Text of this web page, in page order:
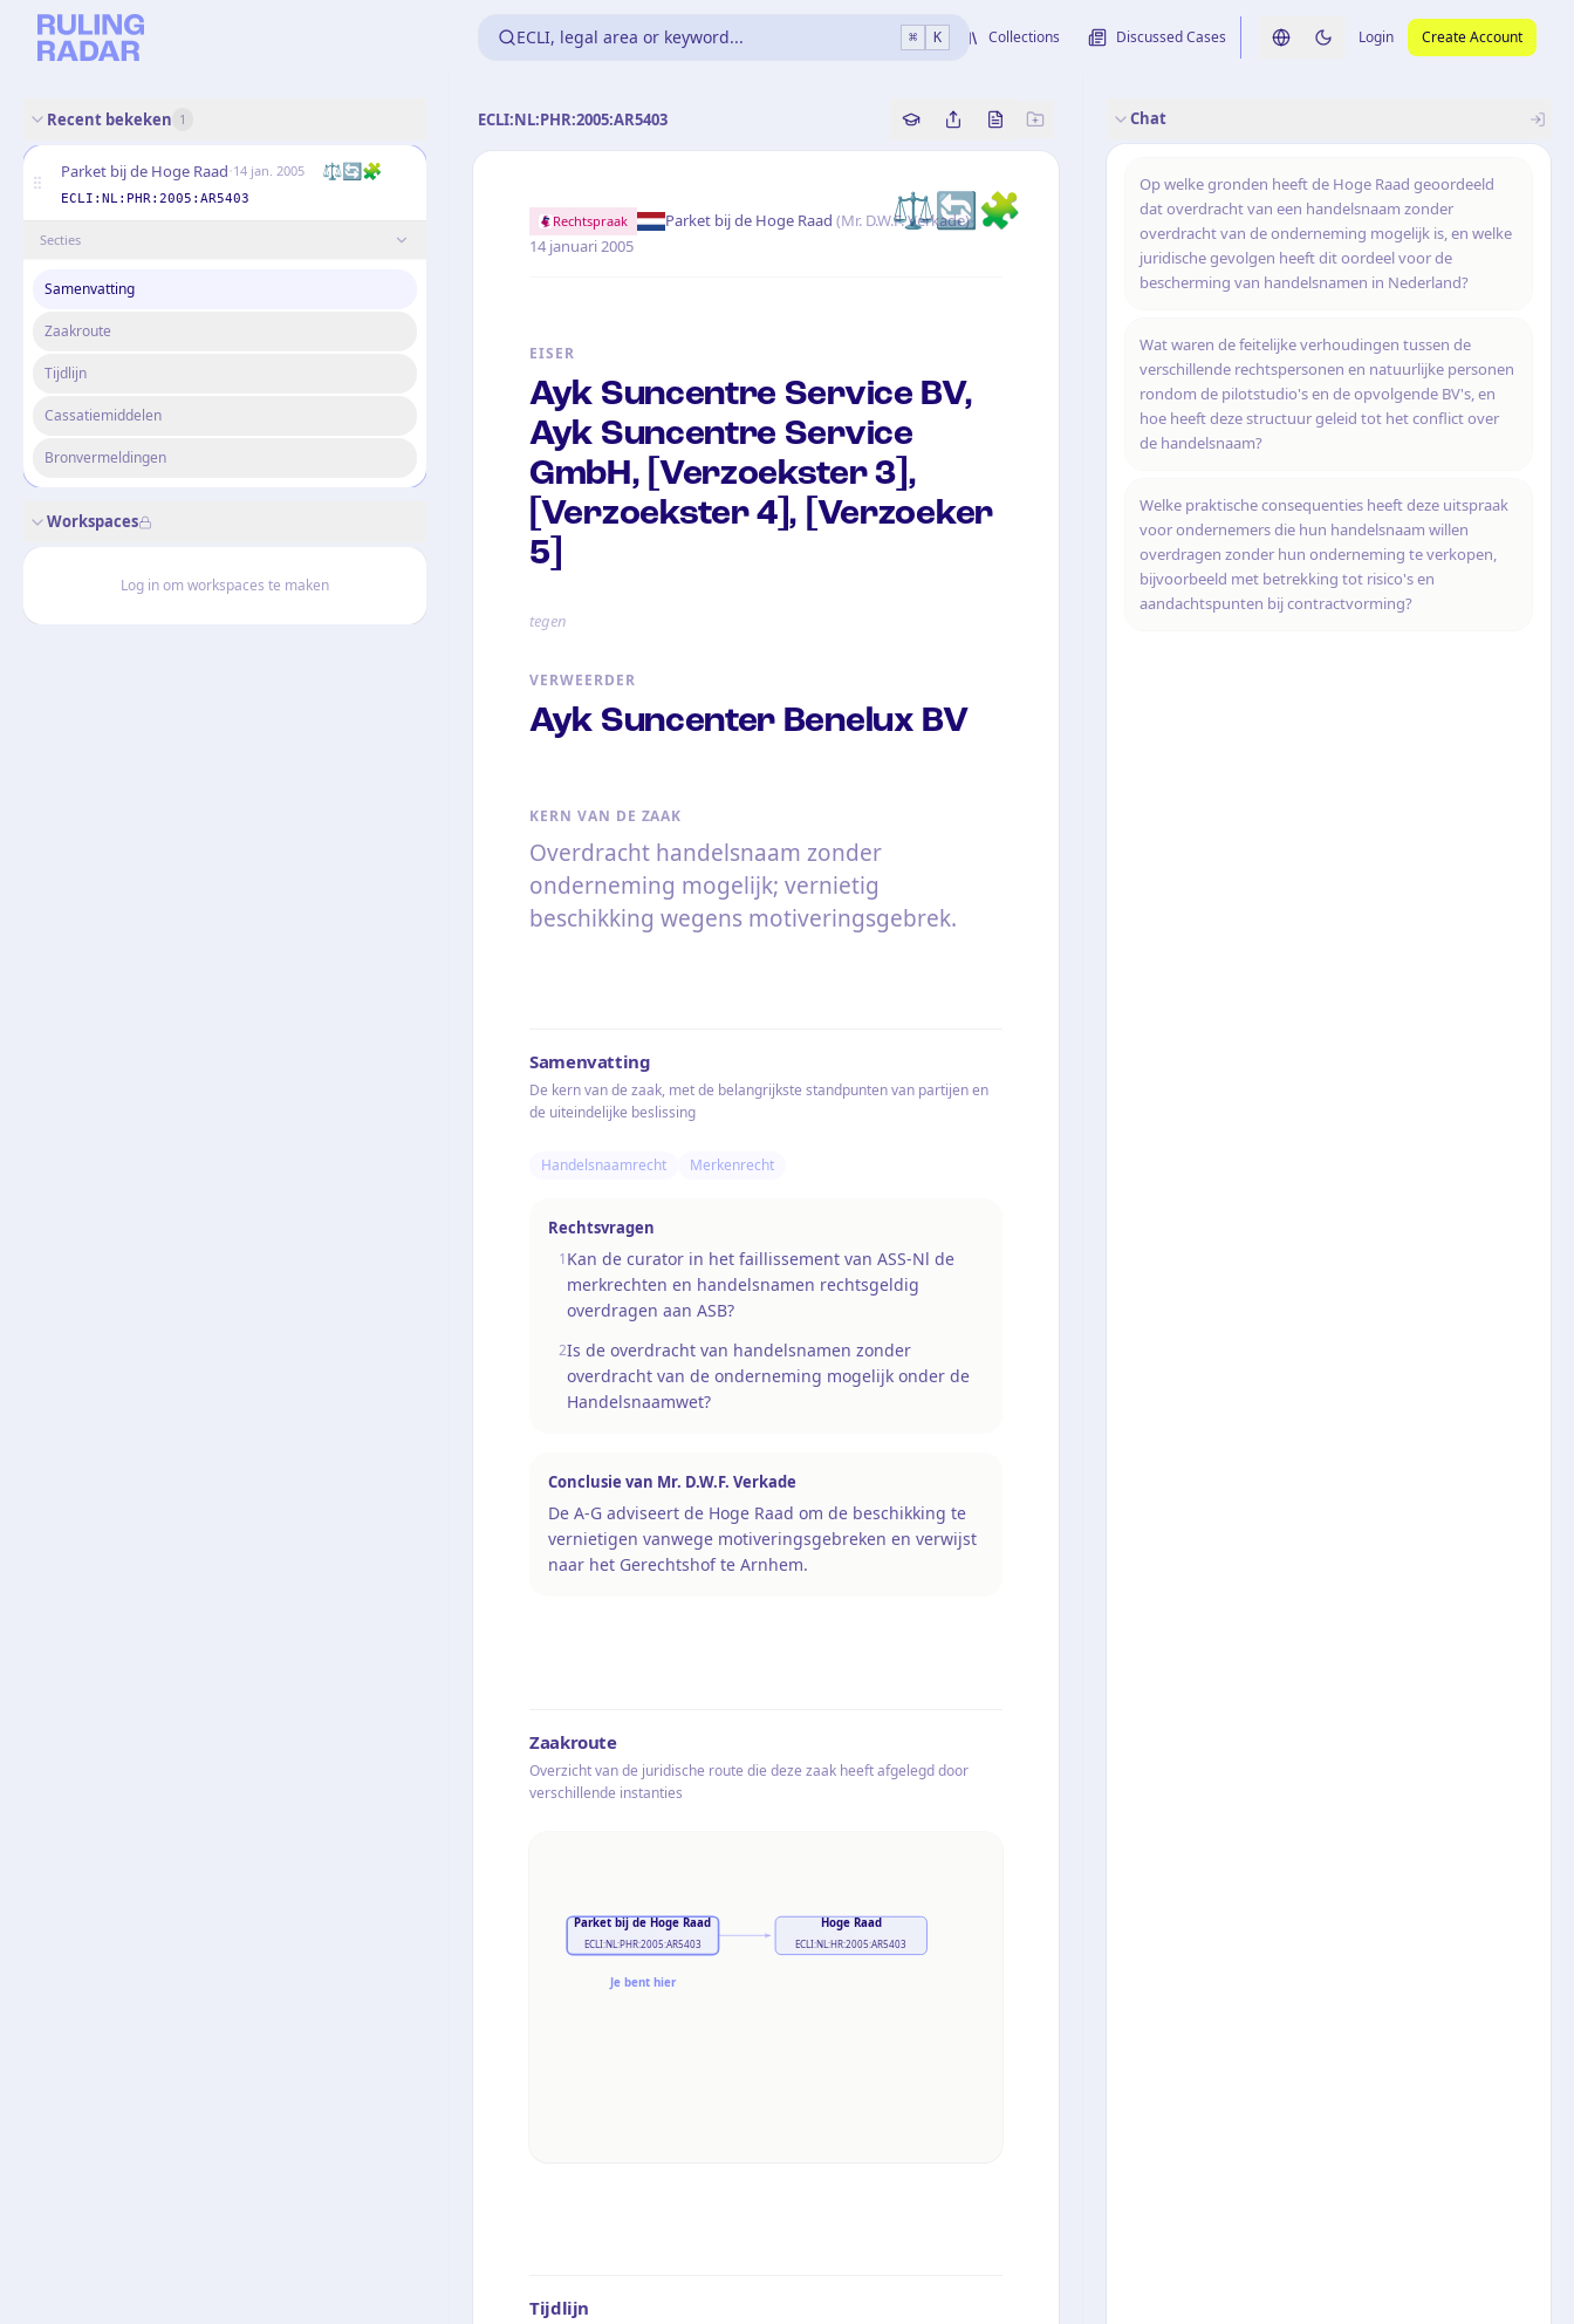
ECLI, legal area or keyword... ⌘ K Collections Discussed Cases Switch language
Switch to dark theme
Login Create Account
Recent bekeken 1
Parket bij de Hoge Raad·14 jan. 2005 ⚖️🔄🧩
ECLI:NL:PHR:2005:AR5403
Secties
Samenvatting
Zaakroute
Tijdlijn
Cassatiemiddelen
Bronvermeldingen
Workspaces
Log in om workspaces te maken
ECLI:NL:PHR:2005:AR5403 Copy source reference
Share this analysis
Bekijk originele uitspraak
⚖️🔄🧩
Rechtspraak Parket bij de Hoge Raad (Mr. D.W.F. Verkade)·
14 januari 2005
EISER
Ayk Suncentre Service BV,
Ayk Suncentre Service
GmbH, [Verzoekster 3],
[Verzoekster 4], [Verzoeker
5]
tegen
VERWEERDER
Ayk Suncenter Benelux BV
KERN VAN DE ZAAK
Overdracht handelsnaam zonder
onderneming mogelijk; vernietig
beschikking wegens motiveringsgebrek.
Samenvatting
De kern van de zaak, met de belangrijkste standpunten van partijen en
de uiteindelijke beslissing
Handelsnaamrecht Merkenrecht
Rechtsvragen
1Kan de curator in het faillissement van ASS-Nl de
merkrechten en handelsnamen rechtsgeldig
overdragen aan ASB?
2Is de overdracht van handelsnamen zonder
overdracht van de onderneming mogelijk onder de
Handelsnaamwet?
Conclusie van Mr. D.W.F. Verkade
De A-G adviseert de Hoge Raad om de beschikking te
vernietigen vanwege motiveringsgebreken en verwijst
naar het Gerechtshof te Arnhem.
Zaakroute
Overzicht van de juridische route die deze zaak heeft afgelegd door
verschillende instanties
Parket bij de Hoge Raad
ECLI:NL:PHR:2005:AR5403
Je bent hier
Hoge Raad
ECLI:NL:HR:2005:AR5403
Tijdlijn
Chat
Op welke gronden heeft de Hoge Raad geoordeeld
dat overdracht van een handelsnaam zonder
overdracht van de onderneming mogelijk is, en welke
juridische gevolgen heeft dit oordeel voor de
bescherming van handelsnamen in Nederland?
Wat waren de feitelijke verhoudingen tussen de
verschillende rechtspersonen en natuurlijke personen
rondom de pilotstudio's en de opvolgende BV's, en
hoe heeft deze structuur geleid tot het conflict over
de handelsnaam?
Welke praktische consequenties heeft deze uitspraak
voor ondernemers die hun handelsnaam willen
overdragen zonder hun onderneming te verkopen,
bijvoorbeeld met betrekking tot risico's en
aandachtspunten bij contractvorming?